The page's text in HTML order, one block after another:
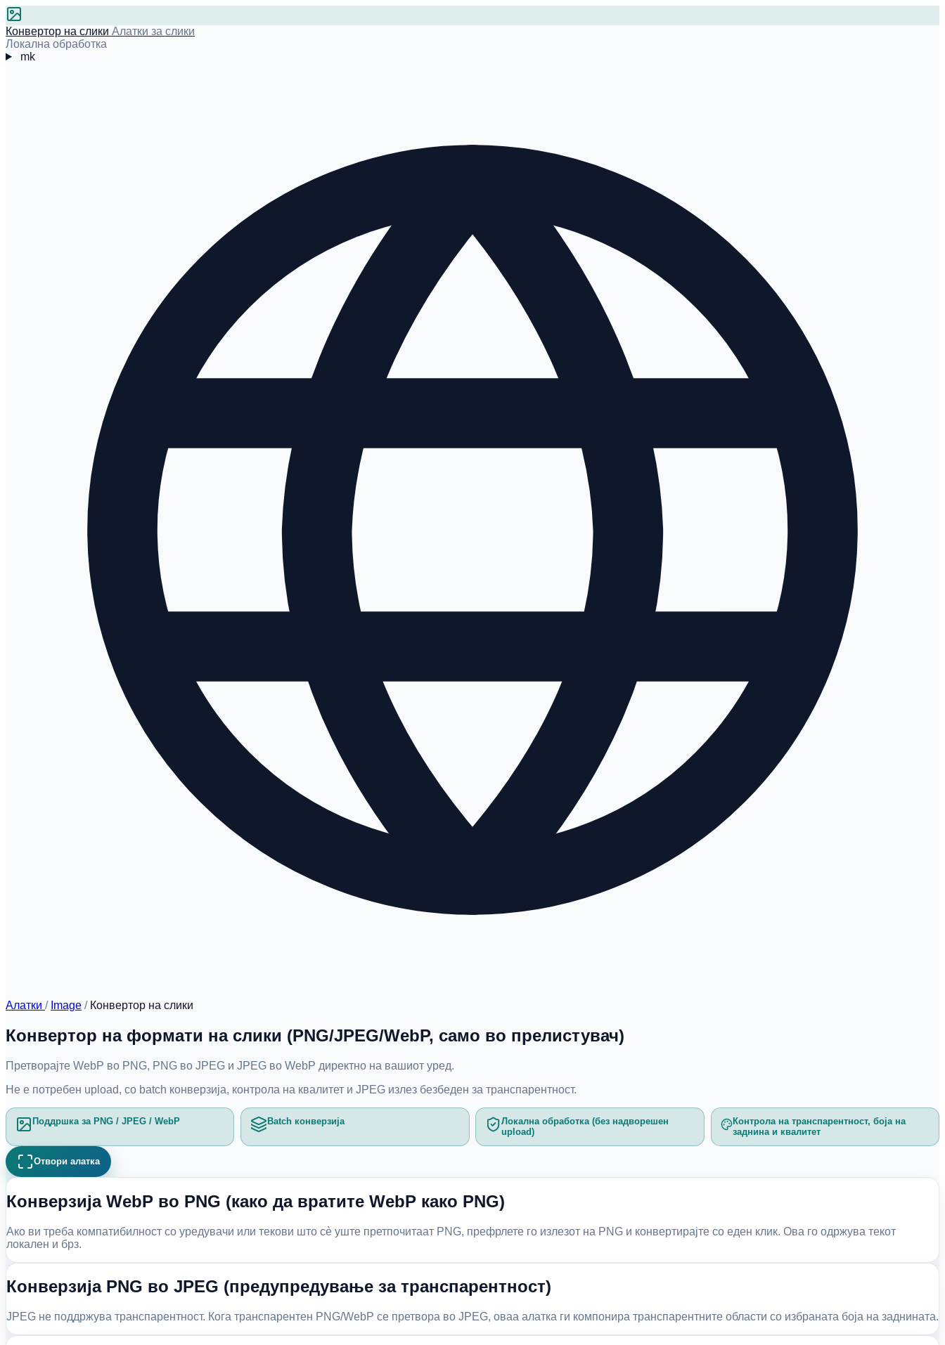
Конвертор на слики Алатки за слики
Локална обработка
mk
Алатки / Image / Конвертор на слики
Конвертор на формати на слики (PNG/JPEG/WebP, само во прелистувач)
Претворајте WebP во PNG, PNG во JPEG и JPEG во WebP директно на вашиот уред.
Не е потребен upload, со batch конверзија, контрола на квалитет и JPEG излез безбедeн за транспарентност.
Поддршка за PNG / JPEG / WebP Batch конверзија
Локална обработка (без надворешен
upload)
Контрола на транспарентност, боја на
заднина и квалитет
Отвори алатка
Конверзија WebP во PNG (како да вратите WebP како PNG)
Ако ви треба компатибилност со уредувачи или текови што сè уште претпочитаат PNG, префрлете го излезот на PNG и конвертирајте со еден клик. Ова го одржува текот
локален и брз.
Конверзија PNG во JPEG (предупредување за транспарентност)
JPEG не поддржува транспарентност. Кога транспарентен PNG/WebP се претвора во JPEG, оваа алатка ги компонира транспарентните области со избраната боја на заднината.